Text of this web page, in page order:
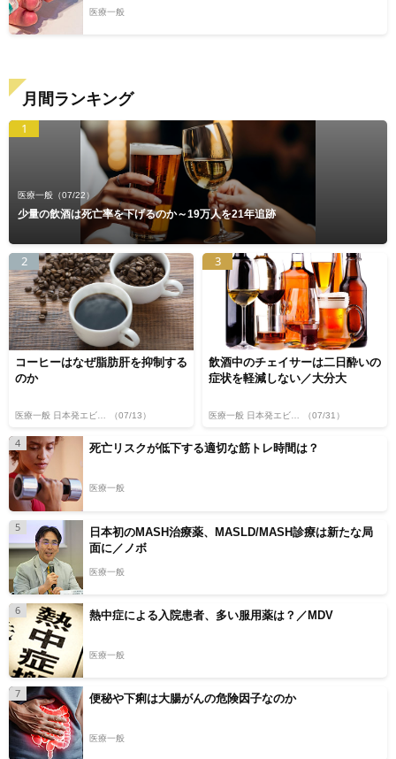
医療一般
月間ランキング
1
医療一般 （07/22）
少量の飲酒は死亡率を下げるのか～19万人を21年追跡
2
コーヒーはなぜ脂肪肝を抑制する
のか
医療一般 日本発エビデンス （07/13）
3
飲酒中のチェイサーは二日酔いの
症状を軽減しない／大分大
医療一般 日本発エビデンス （07/31）
4 死亡リスクが低下する適切な筋トレ時間は？
医療一般
5
日本初のMASH治療薬、MASLD/MASH診療は新たな局
面に／ノボ
医療一般
6 熱中症による入院患者、多い服用薬は？／MDV
医療一般
7 便秘や下痢は大腸がんの危険因子なのか
医療一般